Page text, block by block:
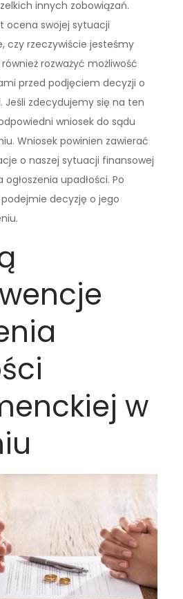
innych zobowiązań.
ocena swojej sytuacji
czy rzeczywiście jesteśmy
rozważyć możliwość
przed podjęciem decyzji o
Jeśli zdecydujemy się na ten
wniosek do sądu
Wniosek powinien zawierać
o naszej sytuacji finansowej
upadłości. Po
podejmie decyzję o jego
w